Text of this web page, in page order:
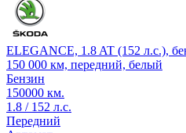
ELEGANCE, 1.8 AT (152 л.с.),
150 000 км, передний, белый
Бензин
150000 км.
1.8 / 152 л.с.
Передний